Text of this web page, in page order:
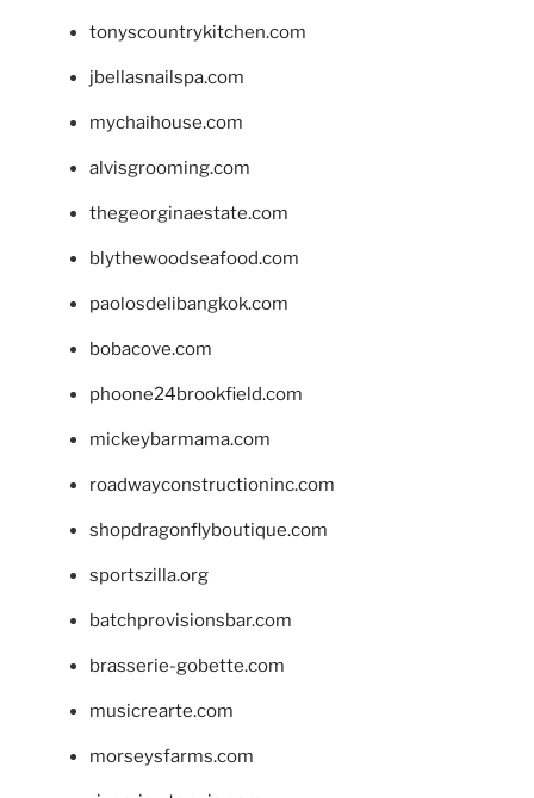
tonyscountrykitchen.com
jbellasnailspa.com
mychaihouse.com
alvisgrooming.com
thegeorginaestate.com
blythewoodseafood.com
paolosdelibangkok.com
bobacove.com
phoone24brookfield.com
mickeybarmama.com
roadwayconstructioninc.com
shopdragonflyboutique.com
sportszilla.org
batchprovisionsbar.com
brasserie-gobette.com
musicrearte.com
morseysfarms.com